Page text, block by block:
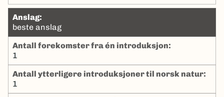
Anslag:
beste anslag
Antall forekomster fra én introduksjon:
1
Antall ytterligere introduksjoner til norsk natur:
1